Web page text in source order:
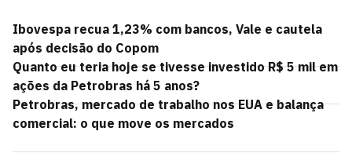
Ibovespa recua 1,23% com bancos, Vale e cautela
após decisão do Copom
Quanto eu teria hoje se tivesse investido R$ 5 mil em
ações da Petrobras há 5 anos?
Petrobras, mercado de trabalho nos EUA e balança
comercial: o que move os mercados